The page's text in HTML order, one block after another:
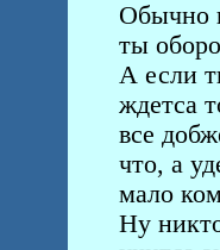
Обычно
ты
А если
ждетса
все
что, а
мало
Ну